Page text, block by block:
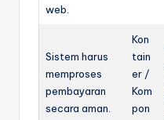
web.
Sistem harus
memproses
pembayaran
secara aman.
Kon
tain
er /
Kom
pon